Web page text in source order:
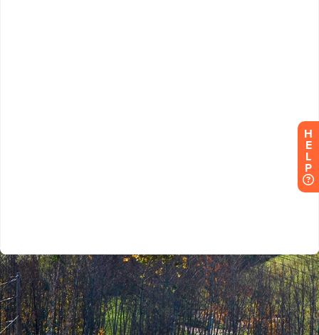
H
E
L
P